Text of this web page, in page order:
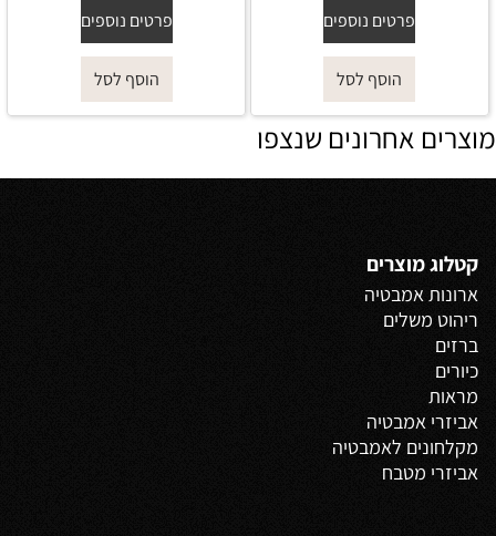
פרטים נוספים
הוסף לסל
פרטים נוספים
הוסף לסל
מוצרים אחרונים שנצפו
קטלוג מוצרים
ארונות אמבטיה
ריהוט משלים
ברזים
כיורים
מראות
אביזרי אמבטיה
מקלחונים לאמבטיה
אביזרי מטבח